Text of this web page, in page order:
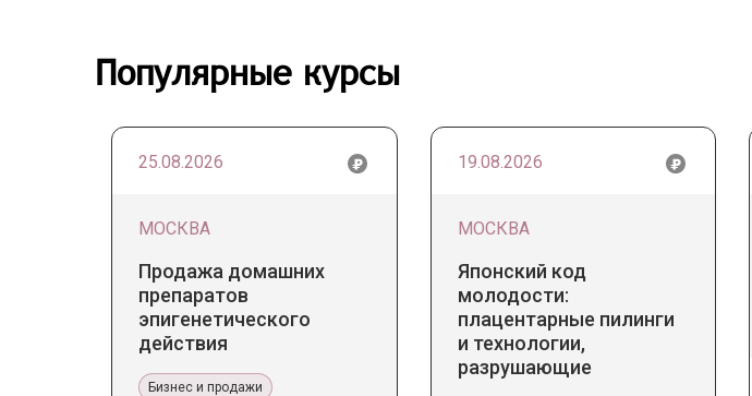
Популярные курсы
25.08.2026
МОСКВА
Продажа домашних
препаратов
эпигенетического
действия
Бизнес и продажи
19.08.2026
МОСКВА
Японский код
молодости:
плацентарные пилинги
и технологии,
разрушающие